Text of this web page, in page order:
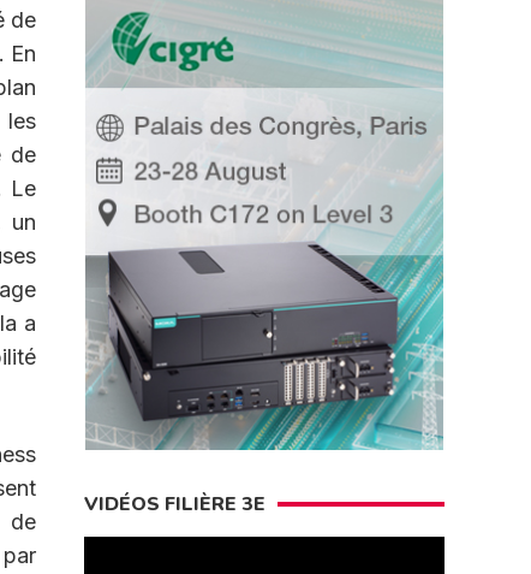
de
En
les
de
Le
un
a
de
VIDÉOS FILIÈRE 3E